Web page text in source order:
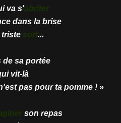
va s'abriter
dans la brise
triste sort...
de sa portée
vit-là
pas pour ta pomme ! »
son repas